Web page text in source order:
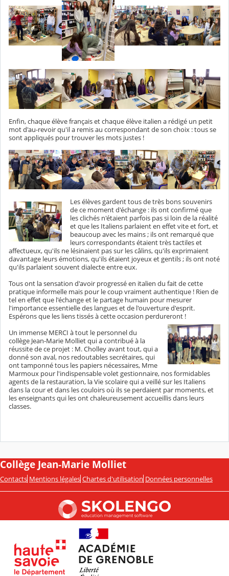
Enfin, chaque élève français et chaque élève italien a rédigé un petit
mot d'au-revoir qu'il a remis au correspondant de son choix : tous se
sont appliqués pour trouver les mots justes !
Les élèves gardent tous de très bons souvenirs
de ce moment d'échange : ils ont confirmé que
les clichés n'étaient parfois pas si loin de la réalité
et que les Italiens parlaient en effet vite et fort, et
beaucoup avec les mains ; ils ont remarqué que
leurs correspondants étaient très tactiles et
affectueux, qu'ils ne lésinaient pas sur les câlins, qu'ils exprimaient
davantage leurs émotions, qu'ils étaient joyeux et gentils ; ils ont noté
qu'ils parlaient souvent dialecte entre eux.
Tous ont la sensation d'avoir progressé en italien du fait de cette
pratique informelle mais pour le coup vraiment authentique ! Rien de
tel en effet que l'échange et le partage humain pour mesurer
l'importance essentielle des langues et de l'ouverture d'esprit.
Espérons que les liens tissés à cette occasion perdureront !
Un immense MERCI à tout le personnel du
collège Jean-Marie Molliet qui a contribué à la
réussite de ce projet : M. Cholley avant tout, qui a
donné son aval, nos redoutables secrétaires, qui
ont tamponné tous les papiers nécessaires, Mme
Marmoux pour l'indispensable volet gestionnaire, nos formidables
agents de la restauration, la Vie scolaire qui a veillé sur les Italiens
dans la cour et dans les couloirs où ils se perdaient par moments, et
les enseignants qui les ont chaleureusement accueillis dans leurs
classes.
Collège Jean-Marie Molliet
Contacts Mentions légales Chartes d'utilisation Données personnelles